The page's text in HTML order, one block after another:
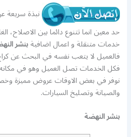
نبذة سريعة
حد معين انما تتنوع دائما بين الاصلاح،
خدمات متنقلة و اعمال اضافيةبنشر
فالعميل لا يتعب نفسه في البحث عن
فكل الخدمات تصل العميل وهو في
والصيانة وتصليخ السيارات.
بنشر النهضة